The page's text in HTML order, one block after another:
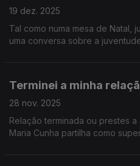
19 dez. 2025
Tal como numa mesa de Natal,
uma conversa sobre a
Terminei a minha
28 nov. 2025
Relação terminada ou prestes
Maria Cunha partilha como